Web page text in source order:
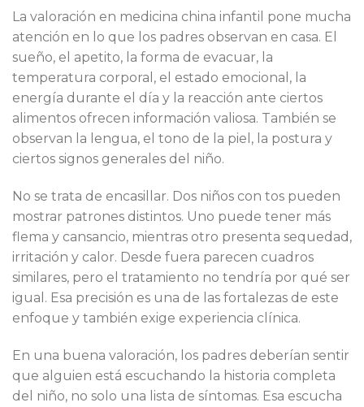
La valoración en medicina china infantil pone mucha
atención en lo que los padres observan en casa. El
sueño, el apetito, la forma de evacuar, la
temperatura corporal, el estado emocional, la
energía durante el día y la reacción ante ciertos
alimentos ofrecen información valiosa. También se
observan la lengua, el tono de la piel, la postura y
ciertos signos generales del niño.
No se trata de encasillar. Dos niños con tos pueden
mostrar patrones distintos. Uno puede tener más
flema y cansancio, mientras otro presenta sequedad,
irritación y calor. Desde fuera parecen cuadros
similares, pero el tratamiento no tendría por qué ser
igual. Esa precisión es una de las fortalezas de este
enfoque y también exige experiencia clínica.
En una buena valoración, los padres deberían sentir
que alguien está escuchando la historia completa
del niño, no solo una lista de síntomas. Esa escucha